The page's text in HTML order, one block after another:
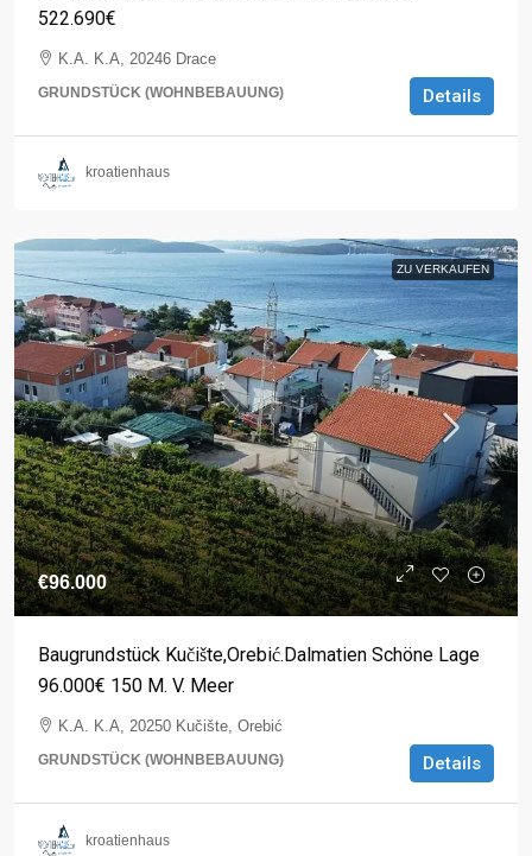
522.690€
K.A. K.A, 20246 Drace
GRUNDSTÜCK (WOHNBEBAUUNG) Details
kroatienhaus
ZU VERKAUFEN
€96.000
Baugrundstück Kučište,Orebić.Dalmatien Schöne Lage
96.000€ 150 M. V. Meer
K.A. K.A, 20250 Kučište, Orebić
GRUNDSTÜCK (WOHNBEBAUUNG) Details
kroatienhaus